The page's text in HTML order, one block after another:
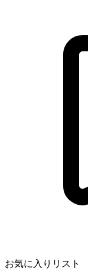
お気に入りリスト